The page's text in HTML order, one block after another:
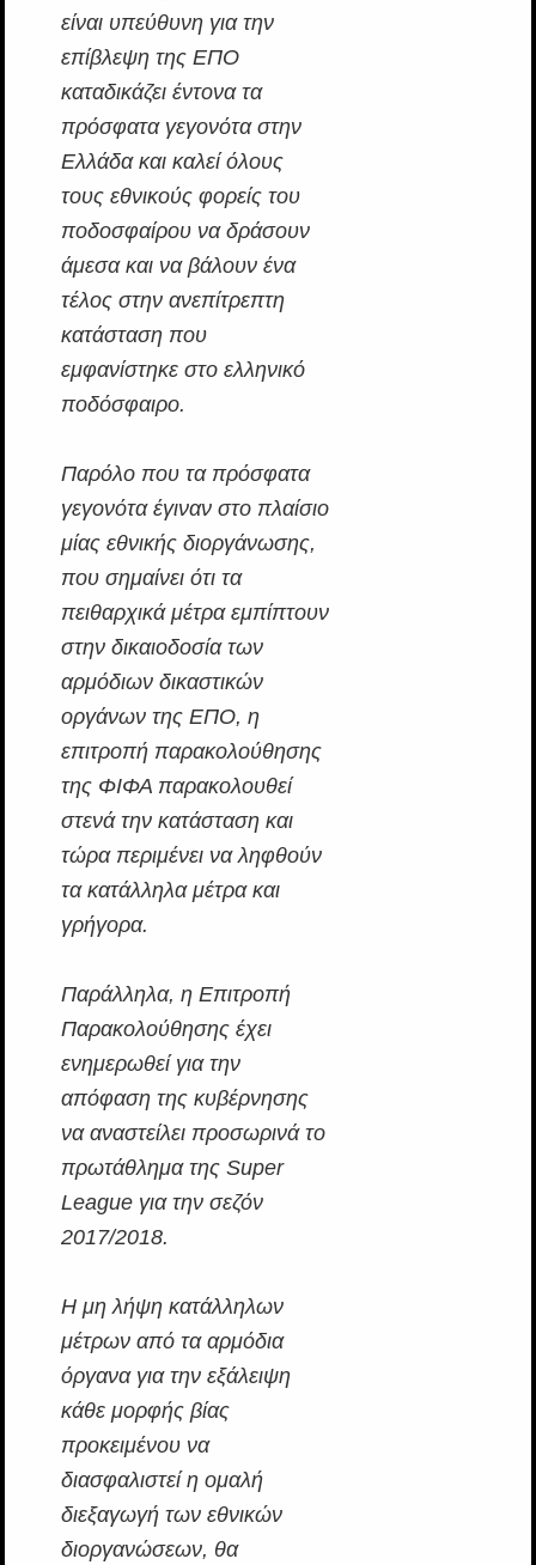
είναι υπεύθυνη για την
επίβλεψη της ΕΠΟ
καταδικάζει έντονα τα
πρόσφατα γεγονότα στην
Ελλάδα και καλεί όλους
τους εθνικούς φορείς του
ποδοσφαίρου να δράσουν
άμεσα και να βάλουν ένα
τέλος στην ανεπίτρεπτη
κατάσταση που
εμφανίστηκε στο ελληνικό
ποδόσφαιρο.
Παρόλο που τα πρόσφατα
γεγονότα έγιναν στο πλαίσιο
μίας εθνικής διοργάνωσης,
που σημαίνει ότι τα
πειθαρχικά μέτρα εμπίπτουν
στην δικαιοδοσία των
αρμόδιων δικαστικών
οργάνων της ΕΠΟ, η
επιτροπή παρακολούθησης
της ΦΙΦΑ παρακολουθεί
στενά την κατάσταση και
τώρα περιμένει να ληφθούν
τα κατάλληλα μέτρα και
γρήγορα.
Παράλληλα, η Επιτροπή
Παρακολούθησης έχει
ενημερωθεί για την
απόφαση της κυβέρνησης
να αναστείλει προσωρινά το
πρωτάθλημα της Super
League για την σεζόν
2017/2018.
Η μη λήψη κατάλληλων
μέτρων από τα αρμόδια
όργανα για την εξάλειψη
κάθε μορφής βίας
προκειμένου να
διασφαλιστεί η ομαλή
διεξαγωγή των εθνικών
διοργανώσεων, θα